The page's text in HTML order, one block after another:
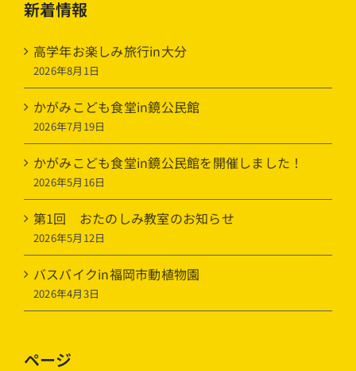
新着情報
高学年お楽しみ旅行in大分
2026年8月1日
かがみこども食堂in鏡公民館
2026年7月19日
かがみこども食堂in鏡公民館を開催しました！
2026年5月16日
第1回 おたのしみ教室のお知らせ
2026年5月12日
バスバイクin福岡市動植物園
2026年4月3日
ページ